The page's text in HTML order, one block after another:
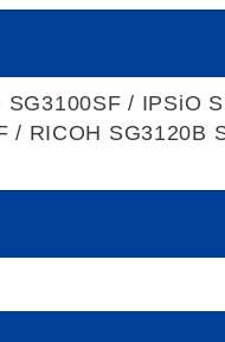
/ IPSiO
/ RICOH SG3120B